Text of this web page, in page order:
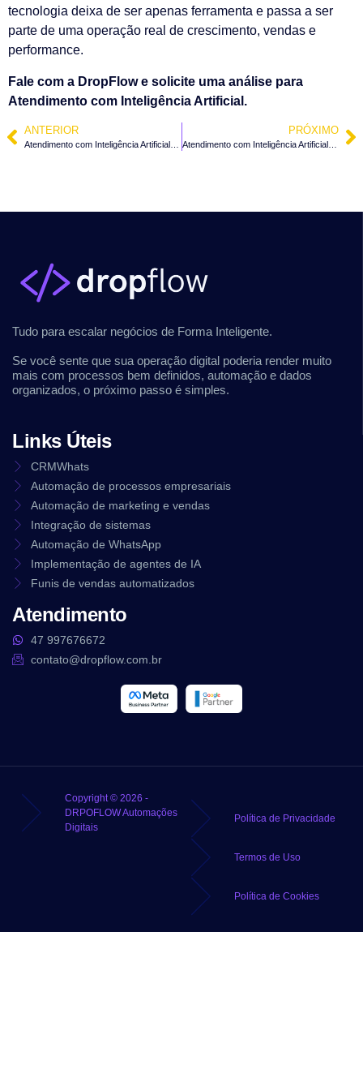
tecnologia deixa de ser apenas ferramenta e passa a ser
parte de uma operação real de crescimento, vendas e
performance.
Fale com a DropFlow e solicite uma análise para
Atendimento com Inteligência Artificial.
ANTERIOR PRÓXIMO
Atendimento com Inteligência Artificial em Salete – SC
Tudo para escalar negócios de Forma Inteligente.
Se você sente que sua operação digital poderia render muito
mais com processos bem definidos, automação e dados
organizados, o próximo passo é simples.
Links Úteis
CRMWhats
Automação de processos empresariais
Automação de marketing e vendas
Integração de sistemas
Automação de WhatsApp
Implementação de agentes de IA
Funis de vendas automatizados
Atendimento
47 997676672
contato@dropflow.com.br
Copyright © 2026 -
DRPOFLOW Automações
Digitais
Política de Privacidade
Termos de Uso
Política de Cookies